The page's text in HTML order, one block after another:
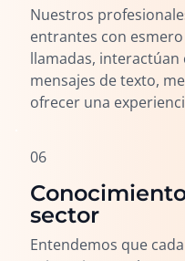
Nuestros
entrantes con esmero
llamadas, interactúan
mensajes de texto,
ofrecer una
06
sector
Entendemos que